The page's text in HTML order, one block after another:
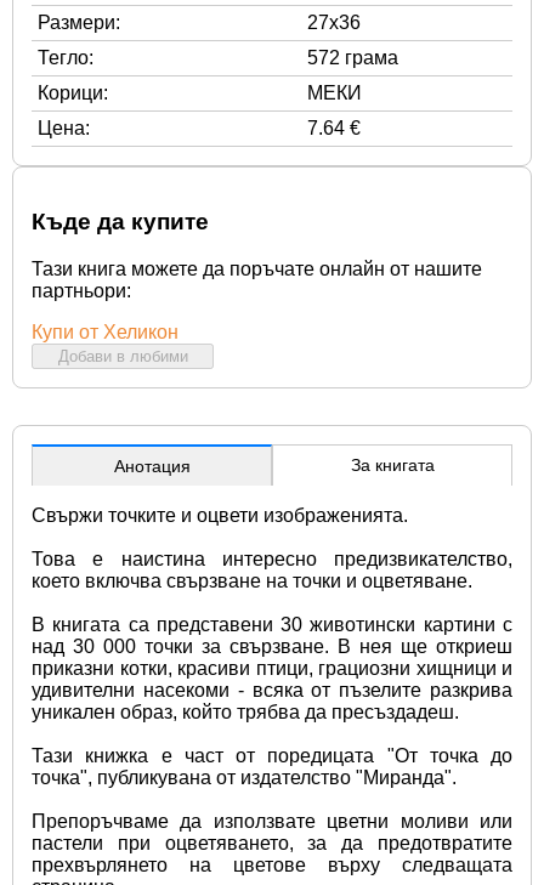
Размери:
27x36
Тегло:
572 грама
Корици:
МЕКИ
Цена:
7.64 €
Къде да купите
Тази книга можете да поръчате онлайн от нашите
партньори:
Купи от Хеликон
Добави в любими
Анотация За книгата
Свържи точките и оцвети изображенията.
Това е наистина интересно предизвикателство,
което включва свързване на точки и оцветяване.
В книгата са представени 30 животински картини с
над 30 000 точки за свързване. В нея ще откриеш
приказни котки, красиви птици, грациозни хищници и
удивителни насекоми - всяка от пъзелите разкрива
уникален образ, който трябва да пресъздадеш.
Тази книжка е част от поредицата "От точка до
точка", публикувана от издателство "Миранда".
Препоръчваме да използвате цветни моливи или
пастели при оцветяването, за да предотвратите
прехвърлянето на цветове върху следващата